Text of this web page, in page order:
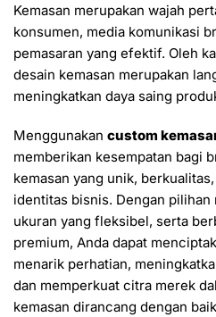
Kemasan merupakan wajah
konsumen, media komunikasi
pemasaran yang efektif. Oleh
desain kemasan merupakan
meningkatkan daya saing
Menggunakan custom
memberikan kesempatan bagi
kemasan yang unik,
identitas bisnis. Dengan pilihan
ukuran yang fleksibel, serta
premium, Anda dapat
menarik perhatian,
dan memperkuat citra merek
kemasan dirancang dengan